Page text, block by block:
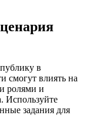
в
смогут влиять на
ролями и
Используйте
задания для